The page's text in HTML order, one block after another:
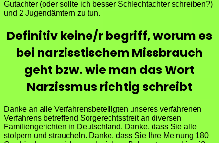
Gutachter (oder sollte ich besser Schlechtachter schreiben?)
und 2 Jugendämtern zu tun.
Definitiv keine/r begriff, worum es
bei narzisstischem Missbrauch
geht bzw. wie man das Wort
Narzissmus richtig schreibt
Danke an alle Verfahrensbeteiligten unseres verfahrenen
Verfahrens betreffend Sorgerechtsstreit an diversen
Familiengerichten in Deutschland. Danke, dass Sie alle
stolpern und straucheln. Danke, dass Sie Ihre Meinung 180